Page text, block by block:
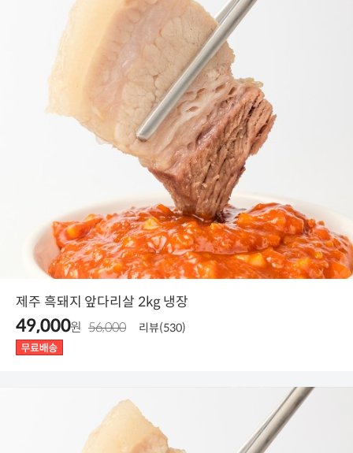
제주 흑돼지 앞다리살 2kg 냉장
49,000원 56,000 리뷰(530)